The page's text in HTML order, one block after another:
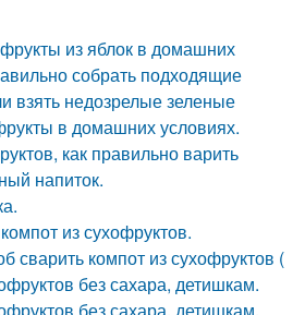
из яблок в домашних
собрать подходящие
взять недозрелые зеленые
в домашних условиях.
как правильно варить
напиток.
из сухофруктов.
сварить компот из сухофруктов (
без сахара, детишкам.